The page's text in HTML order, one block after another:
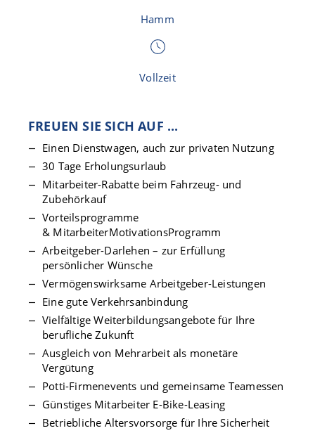
Hamm
Vollzeit
FREUEN SIE SICH AUF ...
Einen Dienstwagen, auch zur privaten Nutzung
30 Tage Erholungsurlaub
Mitarbeiter-Rabatte beim Fahrzeug- und
Zubehörkauf
Vorteilsprogramme
& MitarbeiterMotivationsProgramm
Arbeitgeber-Darlehen – zur Erfüllung
persönlicher Wünsche
Vermögenswirksame Arbeitgeber-Leistungen
Eine gute Verkehrsanbindung
Vielfältige Weiterbildungsangebote für Ihre
berufliche Zukunft
Ausgleich von Mehrarbeit als monetäre
Vergütung
Potti-Firmenevents und gemeinsame Teamessen
Günstiges Mitarbeiter E-Bike-Leasing
Betriebliche Altersvorsorge für Ihre Sicherheit